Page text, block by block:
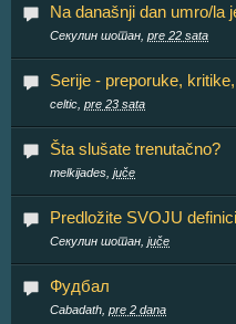
Na današnji dan umro/la
Секулин шотан, pre 22 sata
Serije - preporuke,
celtic, pre 23 sata
Šta slušate trenutačno?
melkijades, juče
Predložite SVOJU
Секулин шотан, juče
Фудбал
Cabadath, pre 2 dana